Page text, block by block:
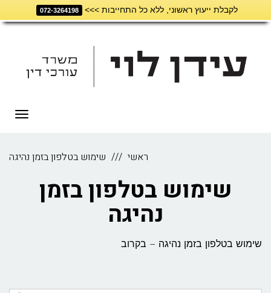
לקבלת ייעוץ ראשוני, ללא כל התחייבות >>> 072-3264198
לתוכן
ראשי שימוש בטלפון בזמן נהיגה
שימוש בטלפון בזמן
נהיגה
שימוש בטלפון בזמן נהיגה – בקרוב